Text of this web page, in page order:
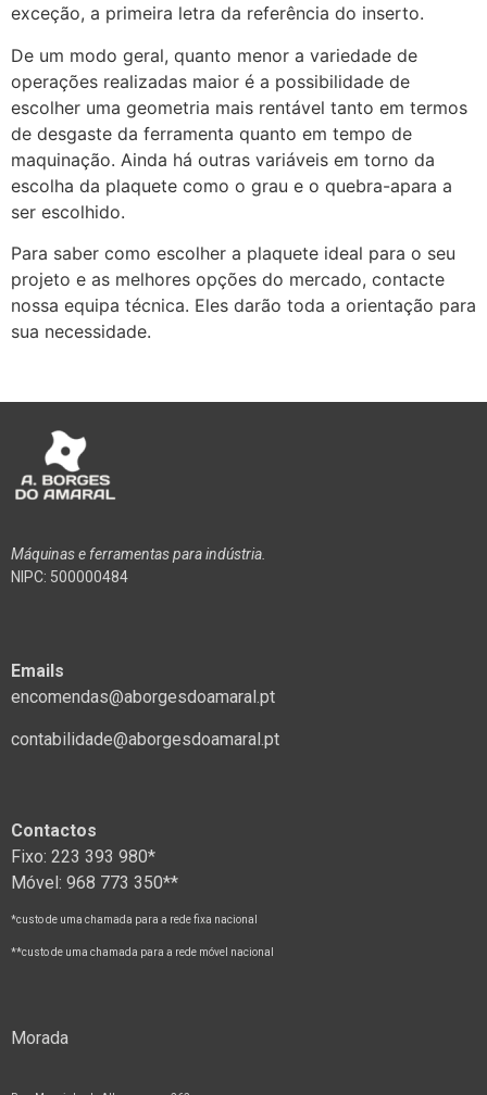
exceção, a primeira letra da referência do inserto.
De um modo geral, quanto menor a variedade de
operações realizadas maior é a possibilidade de
escolher uma geometria mais rentável tanto em termos
de desgaste da ferramenta quanto em tempo de
maquinação. Ainda há outras variáveis em torno da
escolha da plaquete como o grau e o quebra-apara a
ser escolhido.
Para saber como escolher a plaquete ideal para o seu
projeto e as melhores opções do mercado, contacte
nossa equipa técnica. Eles darão toda a orientação para
sua necessidade.
Máquinas e ferramentas para indústria.
NIPC: 500000484
Emails
encomendas@aborgesdoamaral.pt
contabilidade@aborgesdoamaral.pt
Contactos
Fixo: 223 393 980*
Móvel: 968 773 350**
*custo de uma chamada para a rede fixa nacional
**custo de uma chamada para a rede móvel nacional
Morada